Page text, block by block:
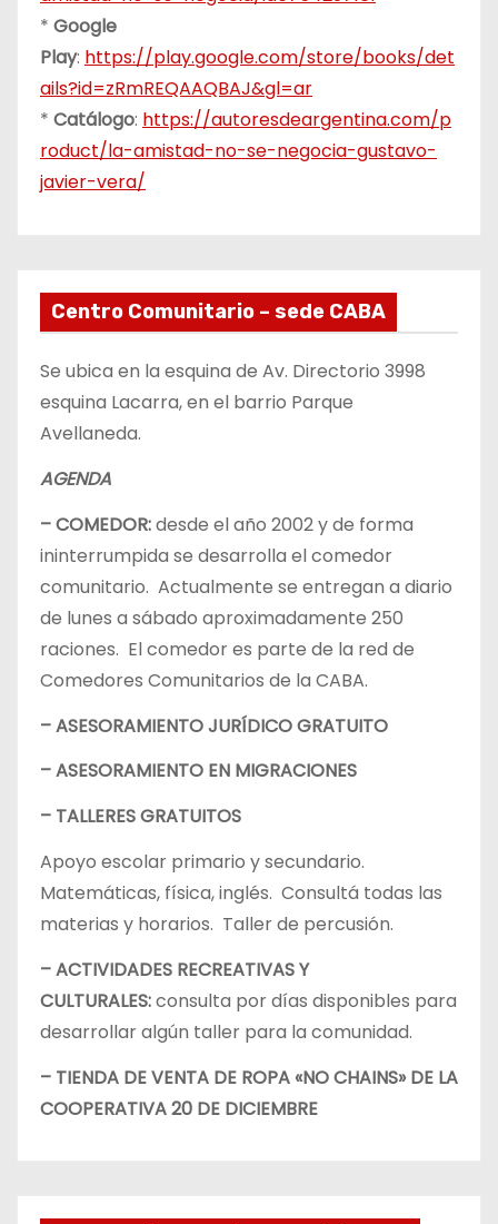
* Google
Play: https://play.google.com/store/books/det
ails?id=zRmREQAAQBAJ&gl=ar
* Catálogo: https://autoresdeargentina.com/p
roduct/la-amistad-no-se-negocia-gustavo-
javier-vera/
Centro Comunitario – sede CABA
Se ubica en la esquina de Av. Directorio 3998
esquina Lacarra, en el barrio Parque
Avellaneda.
AGENDA
– COMEDOR:desde el año 2002 y de forma
ininterrumpida se desarrolla el comedor
comunitario. Actualmente se entregan a diario
de lunes a sábado aproximadamente 250
raciones. El comedor es parte de la red de
Comedores Comunitarios de la CABA.
– ASESORAMIENTO JURÍDICO GRATUITO
– ASESORAMIENTO EN MIGRACIONES
– TALLERES GRATUITOS
Apoyo escolar primario y secundario.
Matemáticas, física, inglés. Consultá todas las
materias y horarios. Taller de percusión.
– ACTIVIDADES RECREATIVAS Y
CULTURALES:consulta por días disponibles para
desarrollar algún taller para la comunidad.
– TIENDA DE VENTA DE ROPA «NO CHAINS» DE LA
COOPERATIVA 20 DE DICIEMBRE